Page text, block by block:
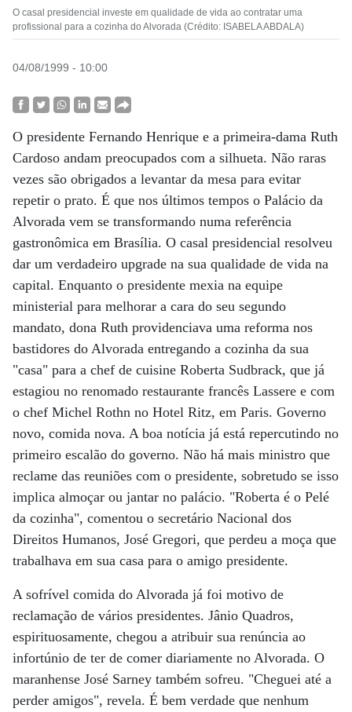
O casal presidencial investe em qualidade de vida ao contratar uma
profissional para a cozinha do Alvorada (Crédito: ISABELA ABDALA)
04/08/1999 - 10:00
O presidente Fernando Henrique e a primeira-dama Ruth
Cardoso andam preocupados com a silhueta. Não raras
vezes são obrigados a levantar da mesa para evitar
repetir o prato. É que nos últimos tempos o Palácio da
Alvorada vem se transformando numa referência
gastronômica em Brasília. O casal presidencial resolveu
dar um verdadeiro upgrade na sua qualidade de vida na
capital. Enquanto o presidente mexia na equipe
ministerial para melhorar a cara do seu segundo
mandato, dona Ruth providenciava uma reforma nos
bastidores do Alvorada entregando a cozinha da sua
"casa" para a chef de cuisine Roberta Sudbrack, que já
estagiou no renomado restaurante francês Lassere e com
o chef Michel Rothn no Hotel Ritz, em Paris. Governo
novo, comida nova. A boa notícia já está repercutindo no
primeiro escalão do governo. Não há mais ministro que
reclame das reuniões com o presidente, sobretudo se isso
implica almoçar ou jantar no palácio. "Roberta é o Pelé
da cozinha", comentou o secretário Nacional dos
Direitos Humanos, José Gregori, que perdeu a moça que
trabalhava em sua casa para o amigo presidente.
A sofrível comida do Alvorada já foi motivo de
reclamação de vários presidentes. Jânio Quadros,
espirituosamente, chegou a atribuir sua renúncia ao
infortúnio de ter de comer diariamente no Alvorada. O
maranhense José Sarney também sofreu. "Cheguei até a
perder amigos", revela. É bem verdade que nenhum